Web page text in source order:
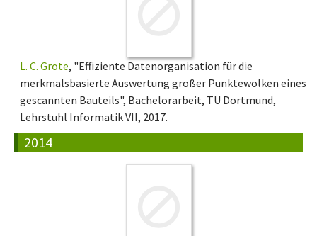
L. C. Grote, "Effiziente Datenorganisation für die
merkmalsbasierte Auswertung großer Punktewolken eines
gescannten Bauteils", Bachelorarbeit, TU Dortmund,
Lehrstuhl Informatik VII, 2017.
2014